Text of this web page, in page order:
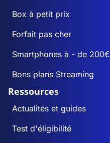
Box à petit prix
Forfait pas cher
Smartphones à - de 200€
Bons plans Streaming
Ressources
Actualités et guides
Test d'éligibilité